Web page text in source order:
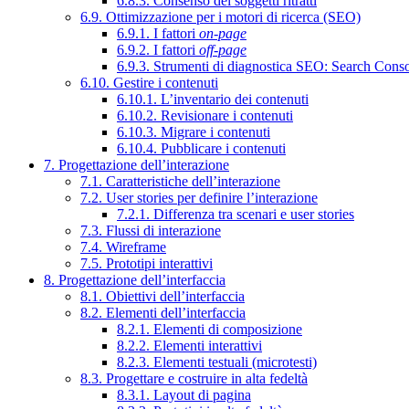
6.9. Ottimizzazione per i motori di ricerca (SEO)
6.9.1. I fattori on-page
6.9.2. I fattori off-page
6.9.3. Strumenti di diagnostica SEO: Search
6.10. Gestire i contenuti
6.10.1. L’inventario dei contenuti
6.10.2. Revisionare i contenuti
6.10.3. Migrare i contenuti
6.10.4. Pubblicare i contenuti
7. Progettazione dell’interazione
7.1. Caratteristiche dell’interazione
7.2. User stories per definire l’interazione
7.2.1. Differenza tra scenari e user stories
7.3. Flussi di interazione
7.4. Wireframe
7.5. Prototipi interattivi
8. Progettazione dell’interfaccia
8.1. Obiettivi dell’interfaccia
8.2. Elementi dell’interfaccia
8.2.1. Elementi di composizione
8.2.2. Elementi interattivi
8.2.3. Elementi testuali (microtesti)
8.3. Progettare e costruire in alta fedeltà
8.3.1. Layout di pagina